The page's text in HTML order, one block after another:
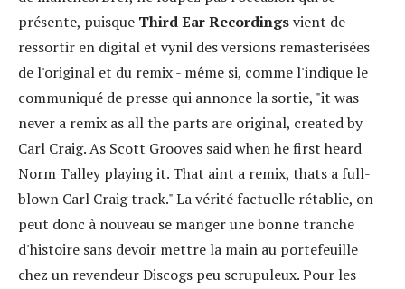
présente, puisque Third Ear Recordingsvient de
ressortir en digital et vynil des versions remasterisées
de l'original et du remix - même si, comme l'indique le
communiqué de presse qui annonce la sortie, "it was
never a remix as all the parts are original, created by
Carl Craig. As Scott Grooves said when he first heard
Norm Talley playing it. That aint a remix, thats a full-
blown Carl Craig track." La vérité factuelle rétablie, on
peut donc à nouveau se manger une bonne tranche
d'histoire sans devoir mettre la main au portefeuille
chez un revendeur Discogs peu scrupuleux. Pour les